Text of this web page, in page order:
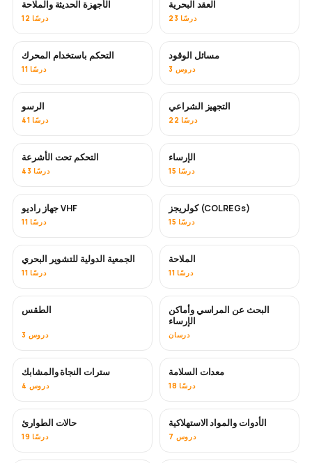
الأجهزة الحديثة والملاحة
12 درسًا
العقد البحرية
23 درسًا
التحكم باستخدام المحرك
11 درسًا
مسائل الوقود
3 دروس
الرسو
41 درسًا
التجهيز الشراعي
22 درسًا
التحكم تحت الأشرعة
43 درسًا
الإرساء
15 درسًا
جهاز راديو VHF
11 درسًا
كولريجز (COLREGs)
15 درسًا
الجمعية الدولية للتشوير البحري
11 درسًا
الملاحة
11 درسًا
الطقس
3 دروس
البحث عن المراسي وأماكن
الإرساء
درسان
سترات النجاة والمشابك
4 دروس
معدات السلامة
18 درسًا
حالات الطوارئ
19 درسًا
الأدوات والمواد الاستهلاكية
7 دروس